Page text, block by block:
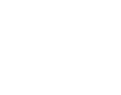
物拆除等。